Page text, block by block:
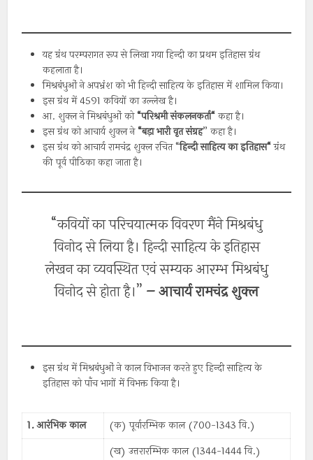
यह ग्रंथ परम्परागत रूप से लिखा गया हिन्दी का प्रथम इतिहास ग्रंथ
कहलाता है।
मिश्रबंधुओं ने अपभ्रंश को भी हिन्दी साहित्य के इतिहास में शामिल किया।
इस ग्रंथ में 4591 कवियों का उल्लेख है।
आ. शुक्ल ने मिश्रबंधुओं को“परिश्रमीसंकलनकर्ता“कहा है।
इस ग्रंथ को आचार्य शुक्ल ने“बड़ाभारीवृतसंग्रह” कहा है।
इस ग्रंथ को आचार्य रामचंद्र शुक्ल रचित “हिन्दीसाहित्यकाइतिहास“ग्रंथ
की पूर्व पीठिका कहा जाता है।
“कवियों का परिचयात्मक विवरण मैंने मिश्रबंधु
विनोद से लिया है। हिन्दी साहित्य के इतिहास
लेखन का व्यवस्थित एवं सम्यक आरम्भ मिश्रबंधु
विनोद से होता है।” – आचार्य रामचंद्र शुक्ल
इस ग्रंथ में मिश्रबंधुओं ने काल विभाजन करते हुए हिन्दी साहित्य के
इतिहास को पाँच भागों में विभक्त किया है।
1. आरंभिक काल
(क) पूर्वारम्भिक काल (700-1343 वि.)
(ख) उत्तरारम्भिक काल (1344-1444 वि.)